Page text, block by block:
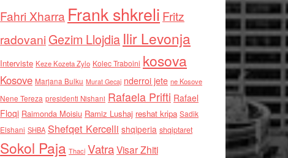
Fahri Xharra Frank shkreli Fritz
radovaniGezim Llojdia Ilir Levonja
Interviste Keze Kozeta Zylo Kolec Traboini kosova
Kosove Marjana Bulku Murat Gecaj nderroi jete ne Kosove
Nene Tereza presidenti Nishani Rafaela Prifti Rafael
Floqi Raimonda Moisiu Ramiz Lushaj reshat kripa Sadik
Elshani SHBA Shefqet Kercelli shqiperia shqiptaret
Sokol Paja Thaci VatraVisar Zhiti